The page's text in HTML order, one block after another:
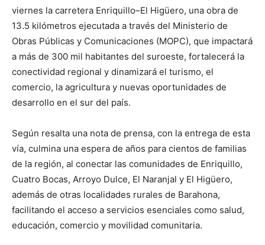
viernes la carretera Enriquillo–El Higüero, una obra de
13.5 kilómetros ejecutada a través del Ministerio de
Obras Públicas y Comunicaciones (MOPC), que impactará
a más de 300 mil habitantes del suroeste, fortalecerá la
conectividad regional y dinamizará el turismo, el
comercio, la agricultura y nuevas oportunidades de
desarrollo en el sur del país.
Según resalta una nota de prensa, con la entrega de esta
vía, culmina una espera de años para cientos de familias
de la región, al conectar las comunidades de Enriquillo,
Cuatro Bocas, Arroyo Dulce, El Naranjal y El Higüero,
además de otras localidades rurales de Barahona,
facilitando el acceso a servicios esenciales como salud,
educación, comercio y movilidad comunitaria.